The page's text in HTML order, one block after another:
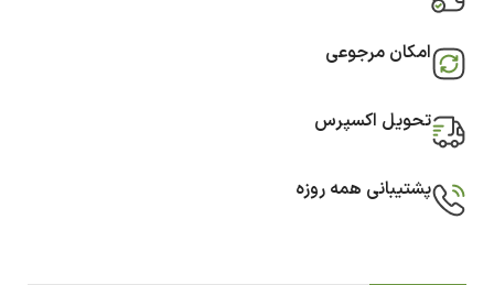
امکان مرجوعی
تحویل اکسپرس
پشتیبانی همه روزه